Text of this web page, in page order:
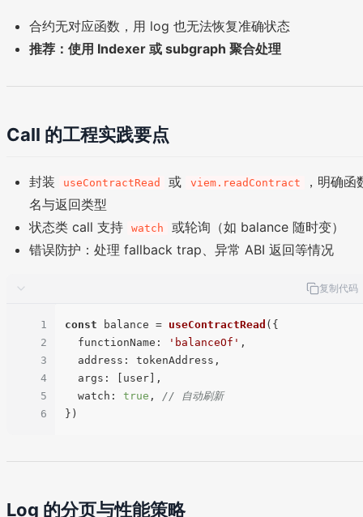
合约无对应函数，用 log 也无法恢复准确状态
推荐：使用 Indexer 或 subgraph 聚合处理
Call 的工程实践要点
封装 useContractRead 或 viem.readContract
，明确函
名与返回类型
状态类 call 支持
watch
或轮询（如 balance 随时变）
错误防护：处理 fallback trap、异常 ABI 返回等情况
复制代码
1
2
3
4
5
6
const balance = useContractRead ({
functionName : 'balanceOf' ,
address : tokenAddress,
args : [user],
watch : true , // 自动刷新
Log 的分页与性能策略